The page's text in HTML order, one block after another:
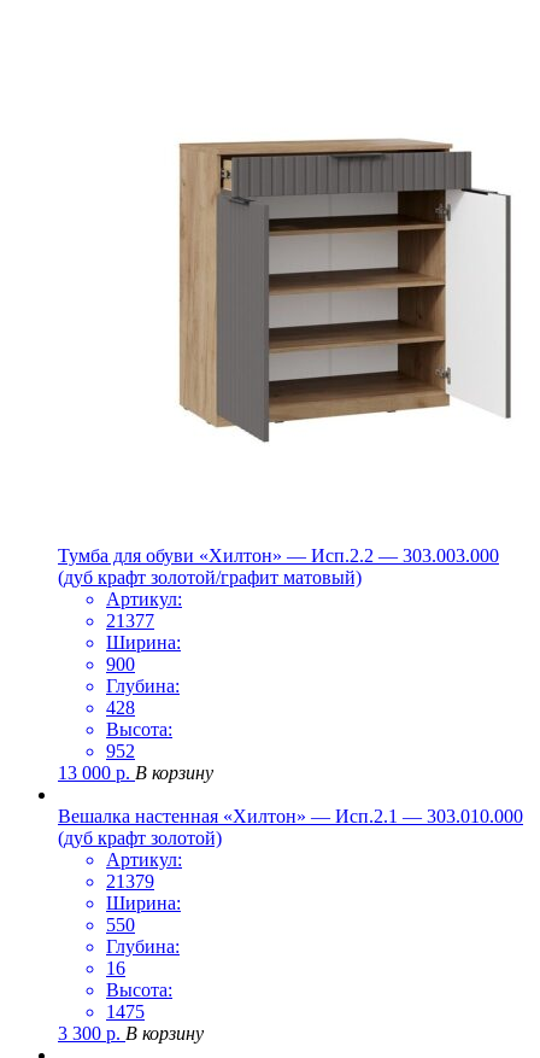
Тумба для обуви «Хилтон» — Исп.2.2 — 303.003.000
(дуб крафт золотой/графит матовый)
Артикул:
21377
Ширина:
900
Глубина:
428
Высота:
952
13 000 р. В корзину
Вешалка настенная «Хилтон» — Исп.2.1 — 303.010.000
(дуб крафт золотой)
Артикул:
21379
Ширина:
550
Глубина:
16
Высота:
1475
3 300 р. В корзину